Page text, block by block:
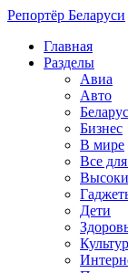
Репортёр Беларуси
Главная
Разделы
Авиа
Авто
Бизнес
В мире
Все
Дети